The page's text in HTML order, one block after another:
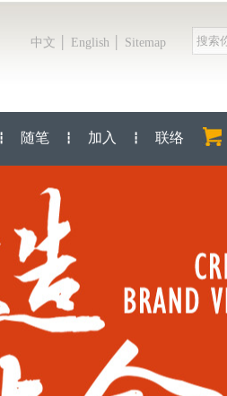
中文 English Sitemap
┇ 随笔 ┇ 加入 ┇ 联络